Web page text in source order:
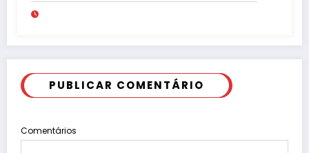
PUBLICAR COMENTÁRIO
Comentários